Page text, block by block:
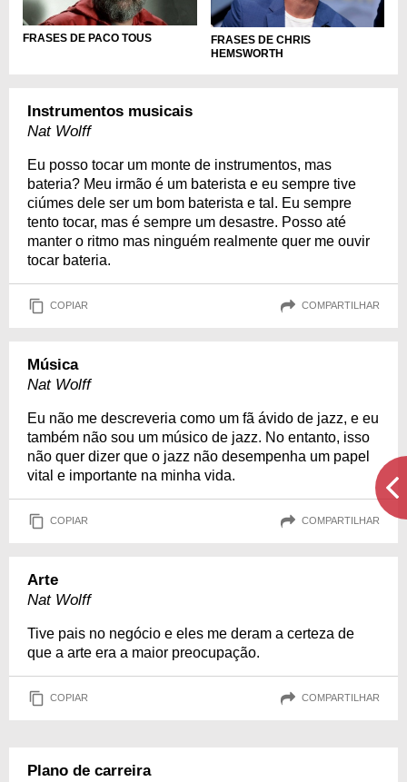
FRASES DE PACO TOUS
FRASES DE CHRIS
HEMSWORTH
Instrumentos musicais
Nat Wolff
Eu posso tocar um monte de instrumentos, mas
bateria? Meu irmão é um baterista e eu sempre tive
ciúmes dele ser um bom baterista e tal. Eu sempre
tento tocar, mas é sempre um desastre. Posso até
manter o ritmo mas ninguém realmente quer me ouvir
tocar bateria.
COPIAR COMPARTILHAR
Música
Nat Wolff
Eu não me descreveria como um fã ávido de jazz, e eu
também não sou um músico de jazz. No entanto, isso
não quer dizer que o jazz não desempenha um papel
vital e importante na minha vida.
COPIAR COMPARTILHAR
Arte
Nat Wolff
Tive pais no negócio e eles me deram a certeza de
que a arte era a maior preocupação.
COPIAR COMPARTILHAR
Plano de carreira